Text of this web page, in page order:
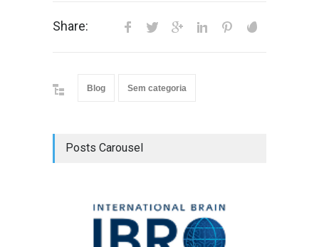
Share:
Blog Sem categoria
Posts Carousel